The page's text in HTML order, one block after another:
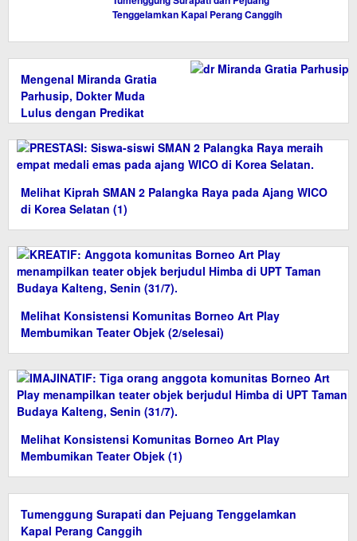
Tenggelamkan Kapal Perang Canggih
Mengenal Miranda Gratia
Parhusip, Dokter Muda
Lulus dengan Predikat
Melihat Kiprah SMAN 2 Palangka Raya pada Ajang WICO
di Korea Selatan (1)
Melihat Konsistensi Komunitas Borneo Art Play
Membumikan Teater Objek (2/selesai)
Melihat Konsistensi Komunitas Borneo Art Play
Membumikan Teater Objek (1)
Tumenggung Surapati dan Pejuang Tenggelamkan
Kapal Perang Canggih